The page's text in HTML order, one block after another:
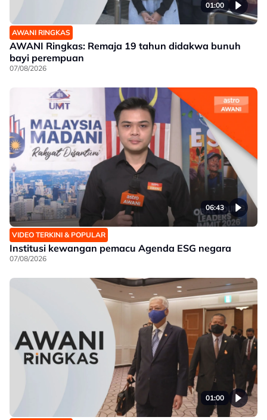
01:00
AWANI RINGKAS
AWANI Ringkas: Remaja 19 tahun didakwa bunuh
bayi perempuan
07/08/2026
06:43
VIDEO TERKINI & POPULAR
Institusi kewangan pemacu Agenda ESG negara
07/08/2026
01:00